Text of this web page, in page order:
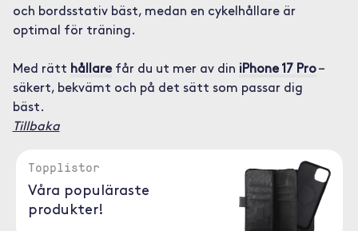
och bordsstativ bäst, medan en cykelhållare är
optimal för träning.
Med rätt hållarefår du ut mer av din iPhone 17 Pro–
säkert, bekvämt och på det sätt som passar dig
bäst.
Tillbaka
Topplistor
Våra populäraste
produkter!